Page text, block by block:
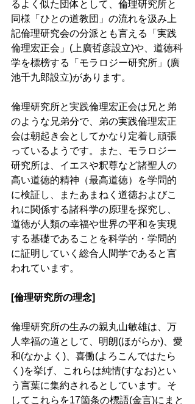
るよく似た団体として、倫理研究所と
同様「ひとの道教団」の流れを汲み上
記倫理研究会の分派とも言える「実践
倫理宏正会」(上廣哲彦設立)や、道徳科
学を標榜する「モラロジー研究所」(廣
池千九郎設立)があります。
倫理研究所と実践倫理宏正会は兄と弟
のような兄弟分で、弟の実践倫理宏正
会は朝起き会としてかなり定着し頑張
っているようです。また、モラロジー
研究所は、イエスや釈尊など諸聖人の
高い道徳的精神（最高道徳）を学問的
に検証し、またあまねく道徳およびこ
れに関係する諸科学の原理を探究し、
道徳が人類の幸福や世界の平和を実現
する基礎であることを科学的・学問的
に証明していく総合人間学であると言
われています。
[倫理研究所の理念]
倫理研究所の生みの親丸山敏雄は、万
人幸福の道として、明朗(ほがらか)、愛
和(なかよく)、喜働(よろこんではたら
く)を挙げ、これらは純情(すなお)とい
う言葉に集約されるとしています。そ
してこれらを17箇条の標語(金言)にまと